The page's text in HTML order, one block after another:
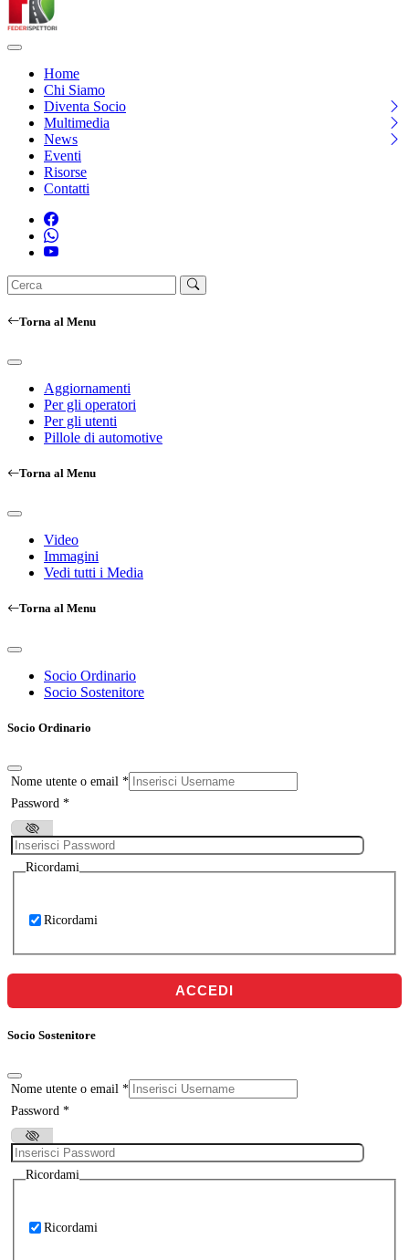
Home
Chi Siamo
Diventa Socio
Multimedia
News
Eventi
Risorse
Contatti
Torna al Menu
Aggiornamenti
Per gli operatori
Per gli utenti
Pillole di automotive
Torna al Menu
Video
Immagini
Vedi tutti i Media
Torna al Menu
Socio Ordinario
Socio Sostenitore
Socio Ordinario
Nome utente o email *
Password *
Ricordami
Ricordami
ACCEDI
Socio Sostenitore
Nome utente o email *
Password *
Ricordami
Ricordami